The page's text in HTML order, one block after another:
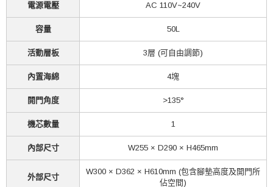
電源電壓 AC 110V~240V
容量 50L
活動層板 3層 (可自由調節)
內置海綿 4塊
開門角度 >135°
機芯數量 1
內部尺寸 W255 × D290 × H465mm
外部尺寸
W300 × D362 × H610mm (包含腳墊高度及開門所
佔空間)